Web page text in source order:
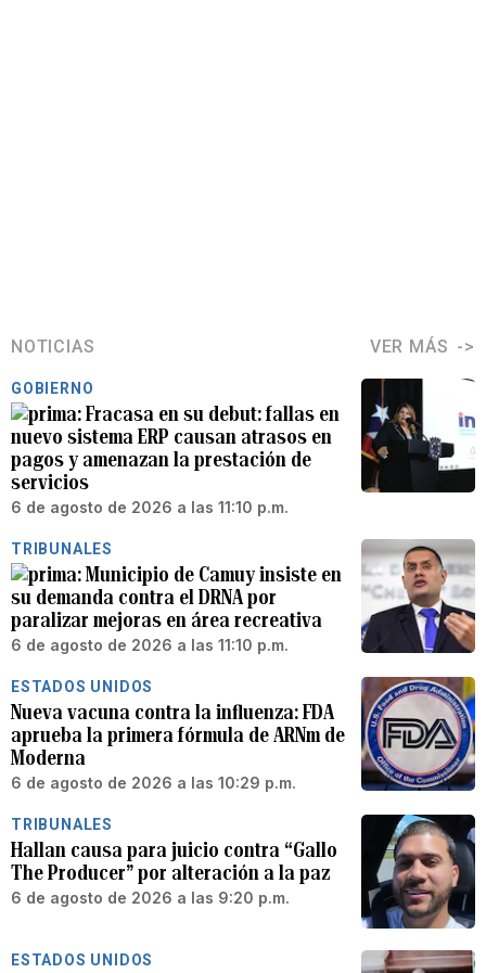
NOTICIAS VER MÁS
GOBIERNO
Fracasa en su debut: fallas en
nuevo sistema ERP causan atrasos en
pagos y amenazan la prestación de
servicios
6 de agosto de 2026 a las 11:10 p.m.
TRIBUNALES
Municipio de Camuy insiste en
su demanda contra el DRNA por
paralizar mejoras en área recreativa
6 de agosto de 2026 a las 11:10 p.m.
ESTADOS UNIDOS
Nueva vacuna contra la influenza: FDA
aprueba la primera fórmula de ARNm de
Moderna
6 de agosto de 2026 a las 10:29 p.m.
TRIBUNALES
Hallan causa para juicio contra “Gallo
The Producer” por alteración a la paz
6 de agosto de 2026 a las 9:20 p.m.
ESTADOS UNIDOS